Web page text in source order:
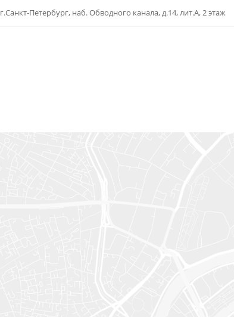
г.Санкт-Петербург, наб. Обводного канала, д.14, лит.А, 2 этаж